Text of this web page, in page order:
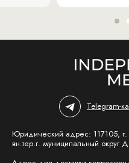
Telegram-
Юридический адрес: 117105,
вн.тер.г. муниципальный